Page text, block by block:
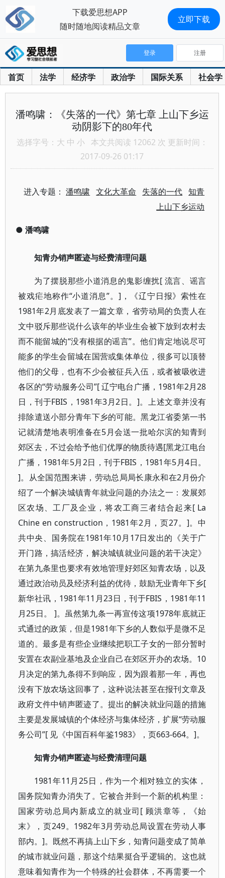
首页 法学 经济学 政治学 国际关系 社会学
登录 注册
潘鸣啸：《失落的一代》第七章 上山下乡运
动阴影下的80年代
选择字号： 大 中 小 本文共阅读 12062 次 更新时间：
2017-09-26 01:17
进入专题：潘鸣啸 文化大革命 失落的一代 知青
上山下乡运动
● 潘鸣啸
知青办销声匿迹与经费清理问题
为了摆脱那些小道消息的鬼影缠扰[ 流言、谣言
被戏疟地称作“小道消息”。]，《辽宁日报》索性在
1981年2月底发表了一篇文章，省劳动局的负责人在
文中驳斥那些说什么该年的毕业生会被下放到农村去
而不能留城的“没有根据的谣言”。他们肯定地说尽可
能多的学生会留城在国营或集体单位，很多可以顶替
他们的父母，也有不少会被征兵入伍，或者被吸收进
各区的“劳动服务公司”[ 辽宁电台广播，1981年2月28
日，刊于FBIS，1981年3月2日。]。上述文章并没有
排除遣送小部分青年下乡的可能。黑龙江省委第一书
记就清楚地表明准备在5月会送一批哈尔滨的知青到
郊区去，不过会给予他们优厚的物质待遇[黑龙江电台
广播，1981年5月2日，刊于FBIS，1981年5月4日。
]。从全国范围来讲，劳动总局局长康永和在2月份介
绍了一个解决城镇青年就业问题的办法之一：发展郊
区农场、工厂及企业，将农工商三者结合起来[ La
Chine en construction，1981年2月，页27。]。中
共中央、国务院在1981年10月17日发出的《关于广
开门路，搞活经济，解决城镇就业问题的若干决定》
在第九条里也要求有效地管理好郊区知青农场，以及
通过政治动员及经济利益的优待，鼓励无业青年下乡[
新华社讯，1981年11月23日，刊于FBIS，1981年11
月25日。 ]。虽然第九条一再宣传这项1978年底就正
式通过的政策，但是1981年下乡的人数似乎是微不足
道的。最多是有些企业继续把职工子女的一部分暂时
安置在农副业基地及企业自己在郊区开办的农场。10
月决定的第九条得不到响应，因为跟着那一年，再也
没有下放农场这回事了，这种说法甚至在报刊文章及
政府文件中销声匿迹了。提出的解决就业问题的措施
主要是发展城镇的个体经济与集体经济，扩展“劳动服
务公司”[ 见《中国百科年鉴1983》，页663-664。]。
知青办销声匿迹与经费清理问题
1981年11月25日，作为一个相对独立的实体，
国务院知青办消失了。它被合并到一个新的机构里：
国家劳动总局内新成立的就业司[ 顾洪章等，《始
末》，页249。1982年3月劳动总局设置在劳动人事
部内。]。既然不再搞上山下乡，知青问题变成了简单
的城市就业问题，那这个结果挺合乎逻辑的。这也就
意味着知青作为一个特殊的社会群体，不再需要一个
下载爱思想APP
随时随地阅读精品文章
立即下载